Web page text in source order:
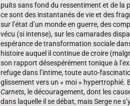
puits sans fond du ressentiment et de la
ce sont des instantanés de vie et des
sur l’état d’un monde en guerre, des
vécu (si intense), sur les camarades
espérance de transformation sociale
histoire auquel il continue de croire
son rapport désespérément tonique à
refuge dans l’intime, toute auto-
glissement vers un « moi » hypertrophié.
Carnets, le découragement, dont les
dans laquelle il se débat, mais Serge ne